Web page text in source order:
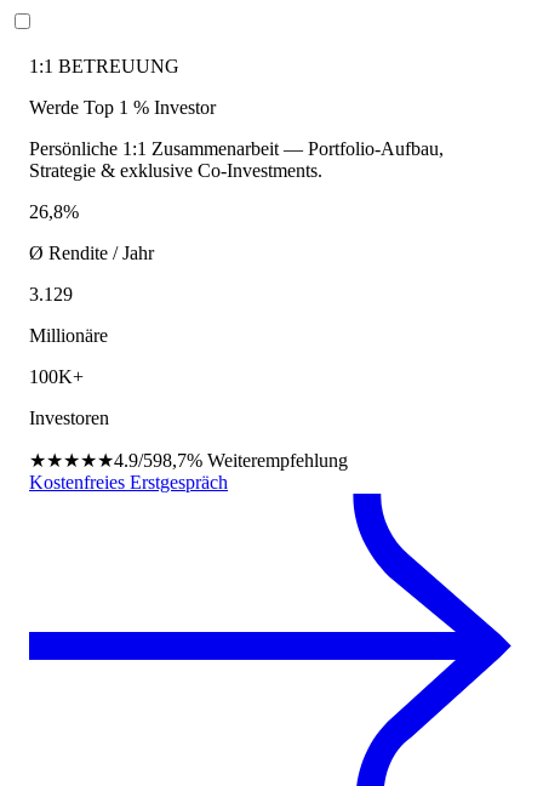
1:1 BETREUUNG
Werde Top 1 % Investor
Persönliche 1:1 Zusammenarbeit — Portfolio-Aufbau,
Strategie & exklusive Co-Investments.
26,8%
Ø Rendite / Jahr
3.129
Millionäre
100K+
Investoren
★★★★★4.9/598,7% Weiterempfehlung
Kostenfreies Erstgespräch